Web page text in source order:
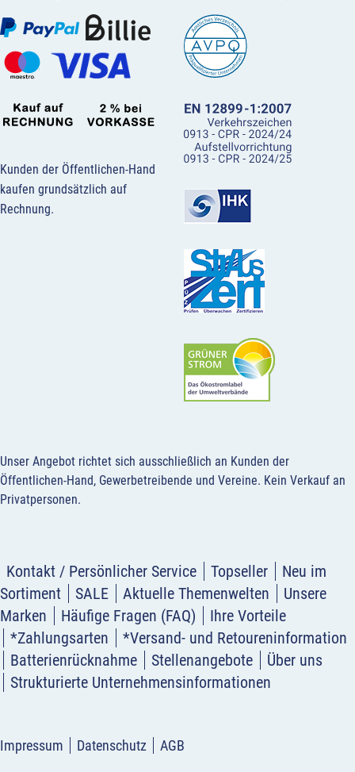
Kunden der Öffentlichen-Hand
kaufen grundsätzlich auf
Rechnung.
Unser Angebot richtet sich ausschließlich an Kunden der
Öffentlichen-Hand, Gewerbetreibende und Vereine. Kein Verkauf an
Privatpersonen.
Kontakt / Persönlicher Service Topseller
Neu im
Sortiment
SALE Aktuelle Themenwelten
Unsere
Marken
Häufige Fragen (FAQ)
Ihre Vorteile
*Zahlungsarten
*Versand- und Retoureninformation
Batterienrücknahme
Stellenangebote
Über uns
Strukturierte Unternehmensinformationen
Impressum Datenschutz AGB